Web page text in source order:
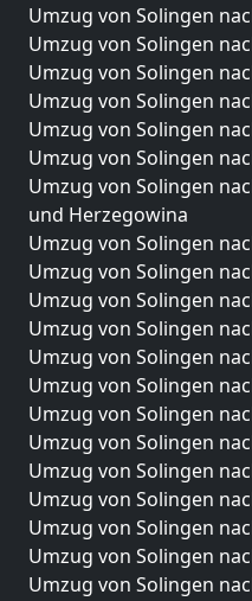
Umzug von Solingen
Umzug von Solingen
Umzug von Solingen
Umzug von Solingen
Umzug von Solingen
Umzug von Solingen
Umzug von Solingen
und Herzegowina
Umzug von Solingen
Umzug von Solingen
Umzug von Solingen
Umzug von Solingen
Umzug von Solingen
Umzug von Solingen
Umzug von Solingen
Umzug von Solingen
Umzug von Solingen
Umzug von Solingen
Umzug von Solingen
Umzug von Solingen
Umzug von Solingen